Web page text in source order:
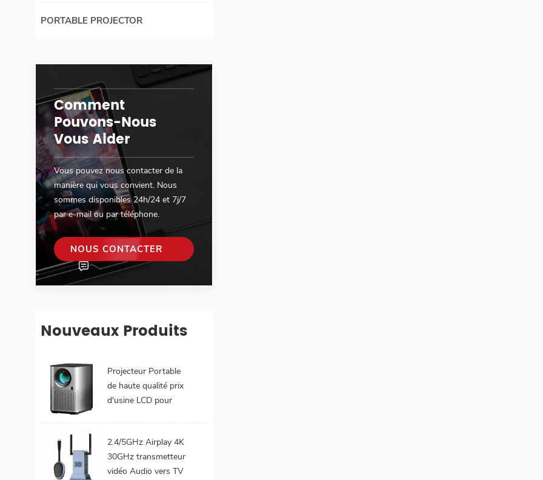
PORTABLE PROJECTOR
Comment
Pouvons-Nous
Vous Aider
Vous pouvez nous contacter de la
manière qui vous convient. Nous
sommes disponibles 24h/24 et 7j/7
par e-mail ou par téléphone.
NOUS CONTACTER
Nouveaux Produits
Projecteur Portable
de haute qualité prix
d'usine LCD pour
Android 9.0 16GB
32GB WiFi Home
cinéma
2.4/5GHz Airplay 4K
30GHz transmetteur
vidéo Audio vers TV